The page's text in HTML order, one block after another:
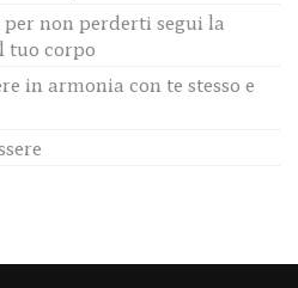
non perderti segui la
tuo corpo
in armonia con te stesso e